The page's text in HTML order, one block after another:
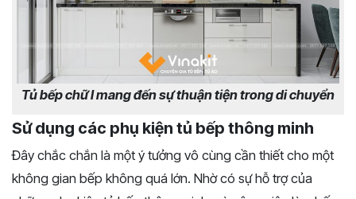
Tủ bếp chữ I mang đến sự thuận tiện trong di chuyển
Sử dụng các phụ kiện tủ bếp thông minh
Đây chắc chắn là một ý tưởng vô cùng cần thiết cho một
không gian bếp không quá lớn. Nhờ có sự hỗ trợ của